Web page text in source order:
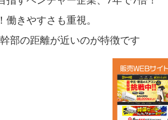
きやすさも重視。
部の距離が近いのが特徴です